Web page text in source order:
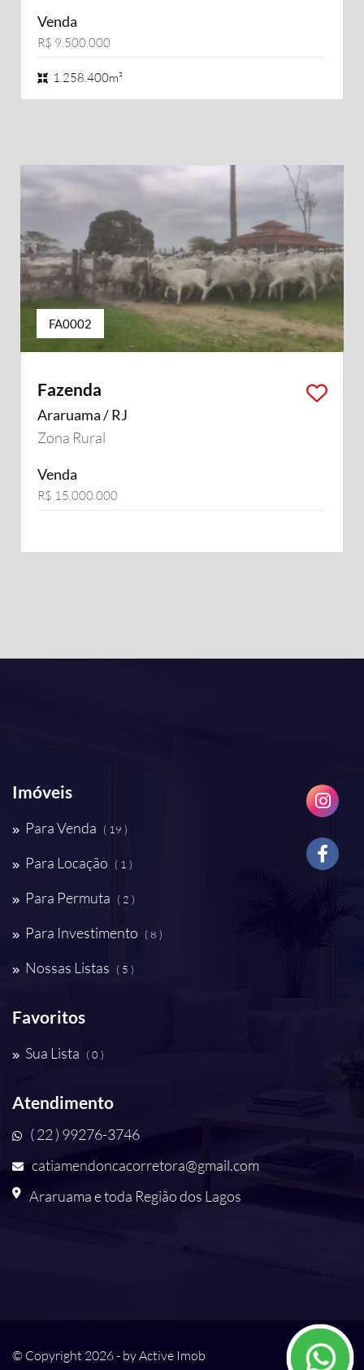
Venda
R$ 9.500.000
1.258.400m²
FA0002
Fazenda
Araruama / RJ
Zona Rural
Venda
R$ 15.000.000
Imóveis
Para Venda ( 19 )
Para Locação ( 1 )
Para Permuta ( 2 )
Para Investimento ( 8 )
Nossas Listas ( 5 )
Favoritos
Sua Lista ( 0 )
Atendimento
( 22 ) 99276-3746
catiamendoncacorretora@gmail.com
Araruama e toda Região dos Lagos
© Copyright 2026 - byActive Imob